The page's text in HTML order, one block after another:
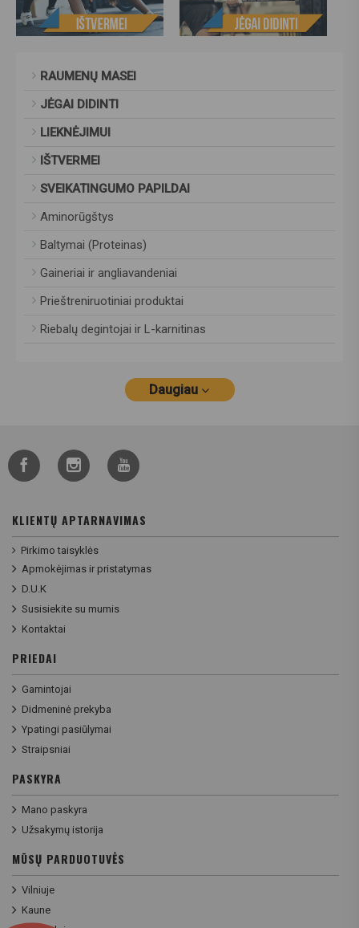
RAUMENŲ MASEI
JĖGAI DIDINTI
LIEKNĖJIMUI
IŠTVERMEI
SVEIKATINGUMO PAPILDAI
Aminorūgštys
Baltymai (Proteinas)
Gaineriai ir angliavandeniai
Prieštreniruotiniai produktai
Riebalų degintojai ir L-karnitinas
Daugiau
KLIENTŲ APTARNAVIMAS
Pirkimo taisyklės
Apmokėjimas ir pristatymas
D.U.K
Susisiekite su mumis
Kontaktai
PRIEDAI
Gamintojai
Didmeninė prekyba
Ypatingi pasiūlymai
Straipsniai
PASKYRA
Mano paskyra
Užsakymų istorija
MŪSŲ PARDUOTUVĖS
Vilniuje
Kaune